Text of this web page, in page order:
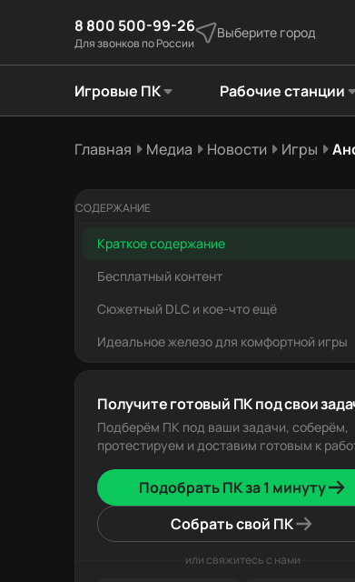
8 800 500-99-26
Для звонков по России
Выберите город
Игровые ПК Рабочие станции
Главная Медиа Новости Игры
СОДЕРЖАНИЕ
Краткое содержание
Бесплатный контент
Сюжетный DLC и кое-что ещё
Идеальное железо для комфортной игры
Получите готовый ПК под свои
Подберём ПК под ваши задачи, соберём,
протестируем и доставим готовым к
Подобрать ПК за 1 минуту
Собрать свой ПК
или свяжитесь с нами